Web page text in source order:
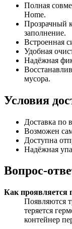
Полная
Home.
Прозрачный
заполнение.
Встроенная
Удобная
Надёжная
мусора.
Условия
Доставка по
Возможен
Доступна
Надёжная
Вопрос-
Как проявляется
Появляются
теряется
контейнер